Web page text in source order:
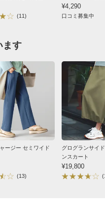
100
79～87 86～94
34
37 39.5
64～70 69～77
） 商品の測定について
（洗濯機は使用できません）
普段のサイズ : M
た」
難しいですが、これは
あるので、体型を拾いに
くて、大人でも素敵で
たり着たいのと袖丈が
バーしてくれるので、L
色お皿2枚＋同色
スプーン2セット＋
(11)
ンジ使用可能
¥4,290
口コミ募集中
ます
ージー セミワイド
(13)
グログランサイ
ンスカート
¥19,800